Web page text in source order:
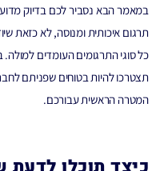
במאמר הבא נסביר לכם בדיוק
תרגום איכותית ומנוסה, לא כזאת
כל סוגי התרגומים העומדים
תצטרכו להיות בטוחים שפניתם
המטרה הראשית עבורכם.